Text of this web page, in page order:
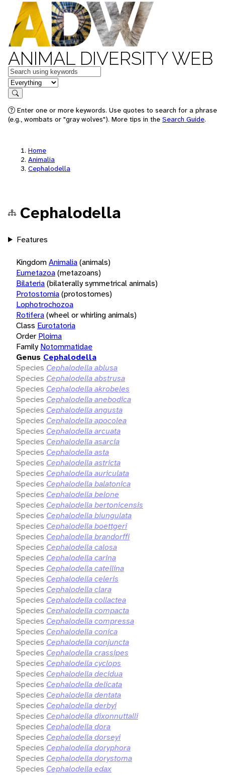
ANIMAL DIVERSITY WEB
Keywords
in feature
Search
Enter one or more keywords. Use quotes to search for a phrase
(e.g., wombats or "gray wolves"). More tips in the Search Guide.
Home
Animalia
Cephalodella
Cephalodella
Features
KingdomAnimalia(animals)
Eumetazoa(metazoans)
Bilateria(bilaterally symmetrical animals)
Protostomia(protostomes)
Lophotrochozoa
Rotifera(wheel or whirling animals)
Class Eurotatoria
Order Ploima
Family Notommatidae
Genus Cephalodella
Species Cephalodella ablusa
Species Cephalodella abstrusa
Species Cephalodella akrobeles
Species Cephalodella anebodica
Species Cephalodella angusta
Species Cephalodella apocolea
Species Cephalodella arcuata
Species Cephalodella asarcia
Species Cephalodella asta
Species Cephalodella astricta
Species Cephalodella auriculata
Species Cephalodella balatonica
Species Cephalodella belone
Species Cephalodella bertonicensis
Species Cephalodella biungulata
Species Cephalodella boettgeri
Species Cephalodella brandorffi
Species Cephalodella calosa
Species Cephalodella carina
Species Cephalodella catellina
Species Cephalodella celeris
Species Cephalodella clara
Species Cephalodella collactea
Species Cephalodella compacta
Species Cephalodella compressa
Species Cephalodella conica
Species Cephalodella conjuncta
Species Cephalodella crassipes
Species Cephalodella cyclops
Species Cephalodella decidua
Species Cephalodella delicata
Species Cephalodella dentata
Species Cephalodella derbyi
Species Cephalodella dixonnuttalli
Species Cephalodella dora
Species Cephalodella dorseyi
Species Cephalodella doryphora
Species Cephalodella dorystoma
Species Cephalodella edax